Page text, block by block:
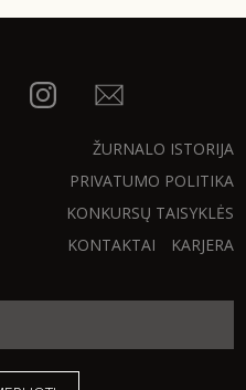
ŽURNALO ISTORIJA
PRIVATUMO POLITIKA
KONKURSŲ TAISYKLĖS
KARJERA
KONTAKTAI